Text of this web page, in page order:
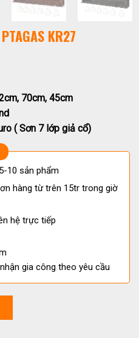
KR27
70cm, 45cm
( Sơn 7 lớp giả cổ)
10 sản phẩm
hàng từ trên 15tr trong giờ
hệ trực tiếp
gia công theo yêu cầu
số lượng